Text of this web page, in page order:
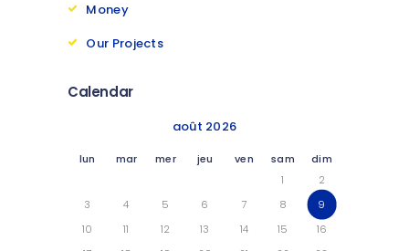
Money
Our Projects
Calendar
août 2026
lun mar mer jeu ven sam
dim
1
2
3
4 5 6 7 8
9
10
11 12 13 14 15
16